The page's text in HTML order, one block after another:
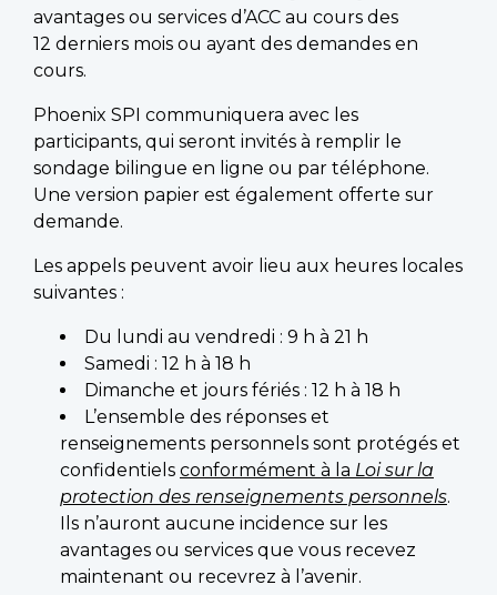
avantages ou services d’ACC au cours des
12 derniers mois ou ayant des demandes en
cours.
Phoenix SPI communiquera avec les
participants, qui seront invités à remplir le
sondage bilingue en ligne ou par téléphone.
Une version papier est également offerte sur
demande.
Les appels peuvent avoir lieu aux heures locales
suivantes :
Du lundi au vendredi : 9 h à 21 h
Samedi : 12 h à 18 h
Dimanche et jours fériés : 12 h à 18 h
L’ensemble des réponses et
renseignements personnels sont protégés et
confidentiels conformément à la Loi sur la
protection des renseignements personnels.
Ils n’auront aucune incidence sur les
avantages ou services que vous recevez
maintenant ou recevrez à l’avenir.